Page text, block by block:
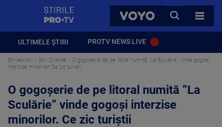
VOYO
CAUTA
TOATE
ULTIMELE ȘTIRI PROTV NEWS LIVE
Stirileprotv Stiri Diverse
O gogoșerie de pe litoral numită ”La Sculărie” vinde gogoși
interzise minorilor. Ce zic turiștii
O gogoșerie de pe litoral numită ”La
Sculărie” vinde gogoși interzise
minorilor. Ce zic turiștii